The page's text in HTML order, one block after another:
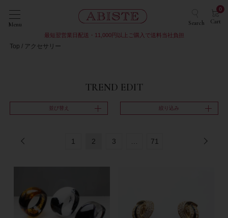
Menu Search Cart
0
最短翌営業日配送・11,000円以上ご購入で送料当社負担
Top アクセサリー
TREND EDIT
並び替え 絞り込み
1 2 3 71